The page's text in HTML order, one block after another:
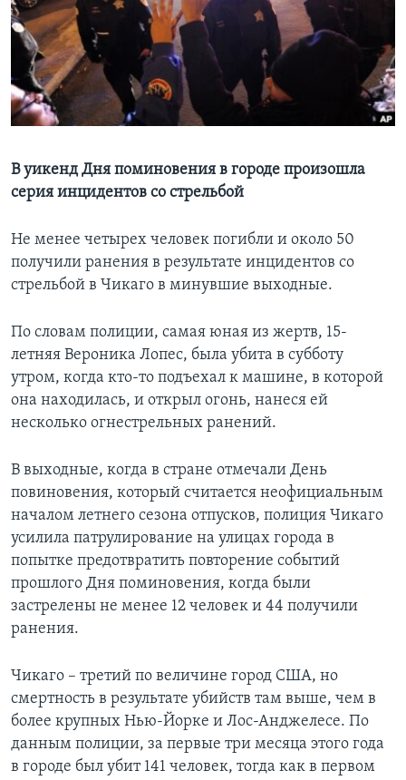
Learning English
СОЦИАЛЬНЫЕ СЕТИ
Языки
В уикенд Дня поминовения в городе произошла
серия инцидентов со стрельбой
Не менее четырех человек погибли и около 50
получили ранения в результате инцидентов со
стрельбой в Чикаго в минувшие выходные.
По словам полиции, самая юная из жертв, 15-
летняя Вероника Лопес, была убита в субботу
утром, когда кто-то подъехал к машине, в которой
она находилась, и открыл огонь, нанеся ей
несколько огнестрельных ранений.
В выходные, когда в стране отмечали День
повиновения, который считается неофициальным
началом летнего сезона отпусков, полиция Чикаго
усилила патрулирование на улицах города в
попытке предотвратить повторение событий
прошлого Дня поминовения, когда были
застрелены не менее 12 человек и 44 получили
ранения.
Чикаго – третий по величине город США, но
смертность в результате убийств там выше, чем в
более крупных Нью-Йорке и Лос-Анджелесе. По
данным полиции, за первые три месяца этого года
в городе был убит 141 человек, тогда как в первом